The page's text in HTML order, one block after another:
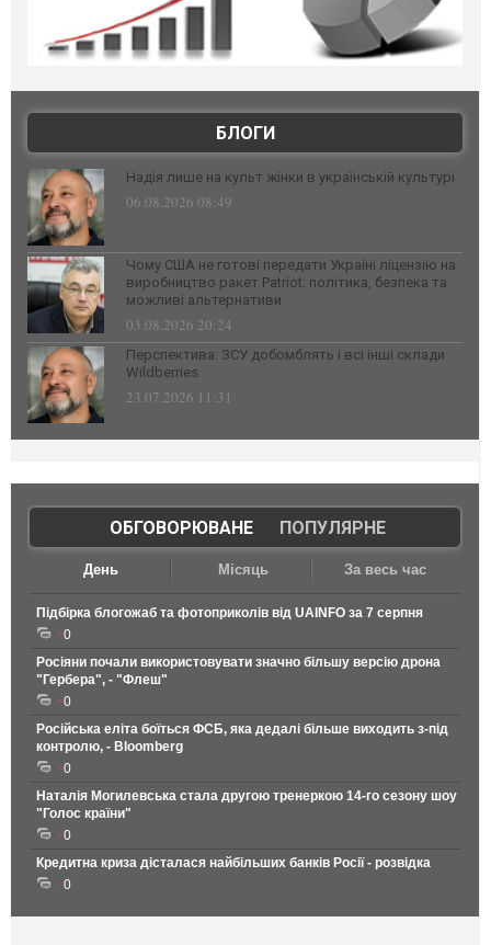
БЛОГИ
Надія лише на культ жінки в українській культурі
06.08.2026 08:49
Чому США не готові передати Україні ліцензію на
виробництво ракет Patriot: політика, безпека та
можливі альтернативи
03.08.2026 20:24
Перспектива: ЗСУ добомблять і всі інші склади
Wildberries
23.07.2026 11:31
ОБГОВОРЮВАНЕ| ПОПУЛЯРНЕ
День Місяць За весь час
Підбірка блогожаб та фотоприколів від UAINFO за 7 серпня
0
Росіяни почали використовувати значно більшу версію дрона
"Гербера", - "Флеш"
0
Російська еліта боїться ФСБ, яка дедалі більше виходить з-під
контролю, - Bloomberg
0
Наталія Могилевська стала другою тренеркою 14-го сезону шоу
"Голос країни"
0
Кредитна криза дісталася найбільших банків Росії - розвідка
0